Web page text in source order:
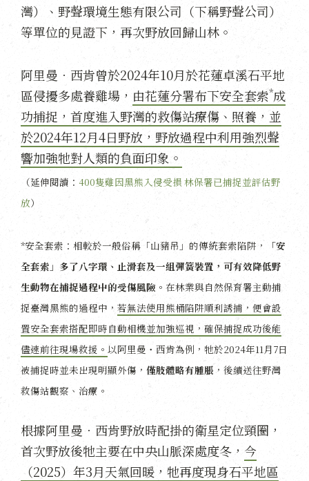
灣）、野聲環境生態有限公司（下稱野聲公司）
等單位的見證下，再次野放回歸山林。
阿里曼．西肯曾於2024年10月於花蓮卓溪石平地
區侵擾多處養雞場， 由花蓮分署布下安全套索*成
功捕捉，首度進入野灣的救傷站療傷、照養，並
於2024年12月4日野放，野放過程中利用強烈聲
響加強牠對人類的負面印象。
（延伸閱讀： 400隻雞因黑熊入侵受損 林保署已捕捉並評估野
放）
*安全套索：相較於一般俗稱「山豬吊」的傳統套索陷阱，
「安
全套索」多了八字環、止滑套及一組彈簧裝置，可有效降低野
生動物在捕捉過程中的受傷風險 。在林業與自然保育署主動捕
捉臺灣黑熊的過程中， 若無法使用熊桶陷阱順利誘捕，便會設
置安全套索搭配即時自動相機並加強巡視，確保捕捉成功後能
儘速前往現場救援。 以阿里曼・西肯為例，牠於2024年11月7日
被捕捉時並未出現明顯外傷， 僅肢體略有腫脹 ，後續送往野灣
救傷站觀察、治療。
根據阿里曼．西肯野放時配掛的衛星定位頸圈，
首次野放後牠主要在中央山脈深處度冬， 今
（2025）年3月天氣回暖，牠再度現身石平地區